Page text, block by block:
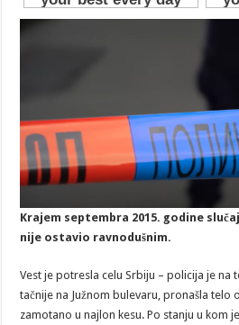
Krajem septembra 2015. godine
nije ostavio ravnodušnim.
Vest je potresla celu Srbiju – policija je na
tačnije na Južnom bulevaru, pronašla telo
zamotano u najlon kesu. Po stanju u kom